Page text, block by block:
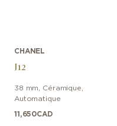
CHANEL
J12
38 mm Céramique
Automatique
11,650CAD